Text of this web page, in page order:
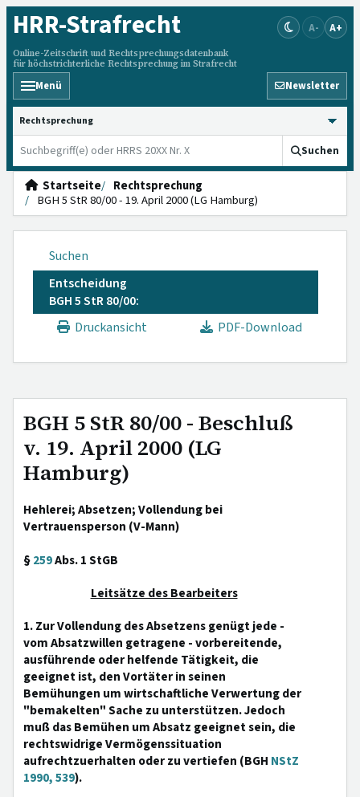
HRR-Strafrecht
Online-Zeitschrift und Rechtsprechungsdatenbank
für höchstrichterliche Rechtsprechung im Strafrecht
A- A+
Menü Newsletter
HRRS durchsuchen
Suchen
Startseite
Rechtsprechung
BGH 5 StR 80/00 - 19. April 2000 (LG Hamburg)
Suchen
Entscheidung
BGH 5 StR 80/00:
Druckansicht
PDF-Download
BGH 5 StR 80/00 - Beschluß
v. 19. April 2000 (LG
Hamburg)
Hehlerei; Absetzen; Vollendung bei
Vertrauensperson (V-Mann)
§259Abs. 1 StGB
Leitsätze des Bearbeiters
1. Zur Vollendung des Absetzens genügt jede -
vom Absatzwillen getragene - vorbereitende,
ausführende oder helfende Tätigkeit, die
geeignet ist, den Vortäter in seinen
Bemühungen um wirtschaftliche Verwertung der
"bemakelten" Sache zu unterstützen. Jedoch
muß das Bemühen um Absatz geeignet sein, die
rechtswidrige Vermögenssituation
aufrechtzuerhalten oder zu vertiefen (BGH NStZ
1990, 539).